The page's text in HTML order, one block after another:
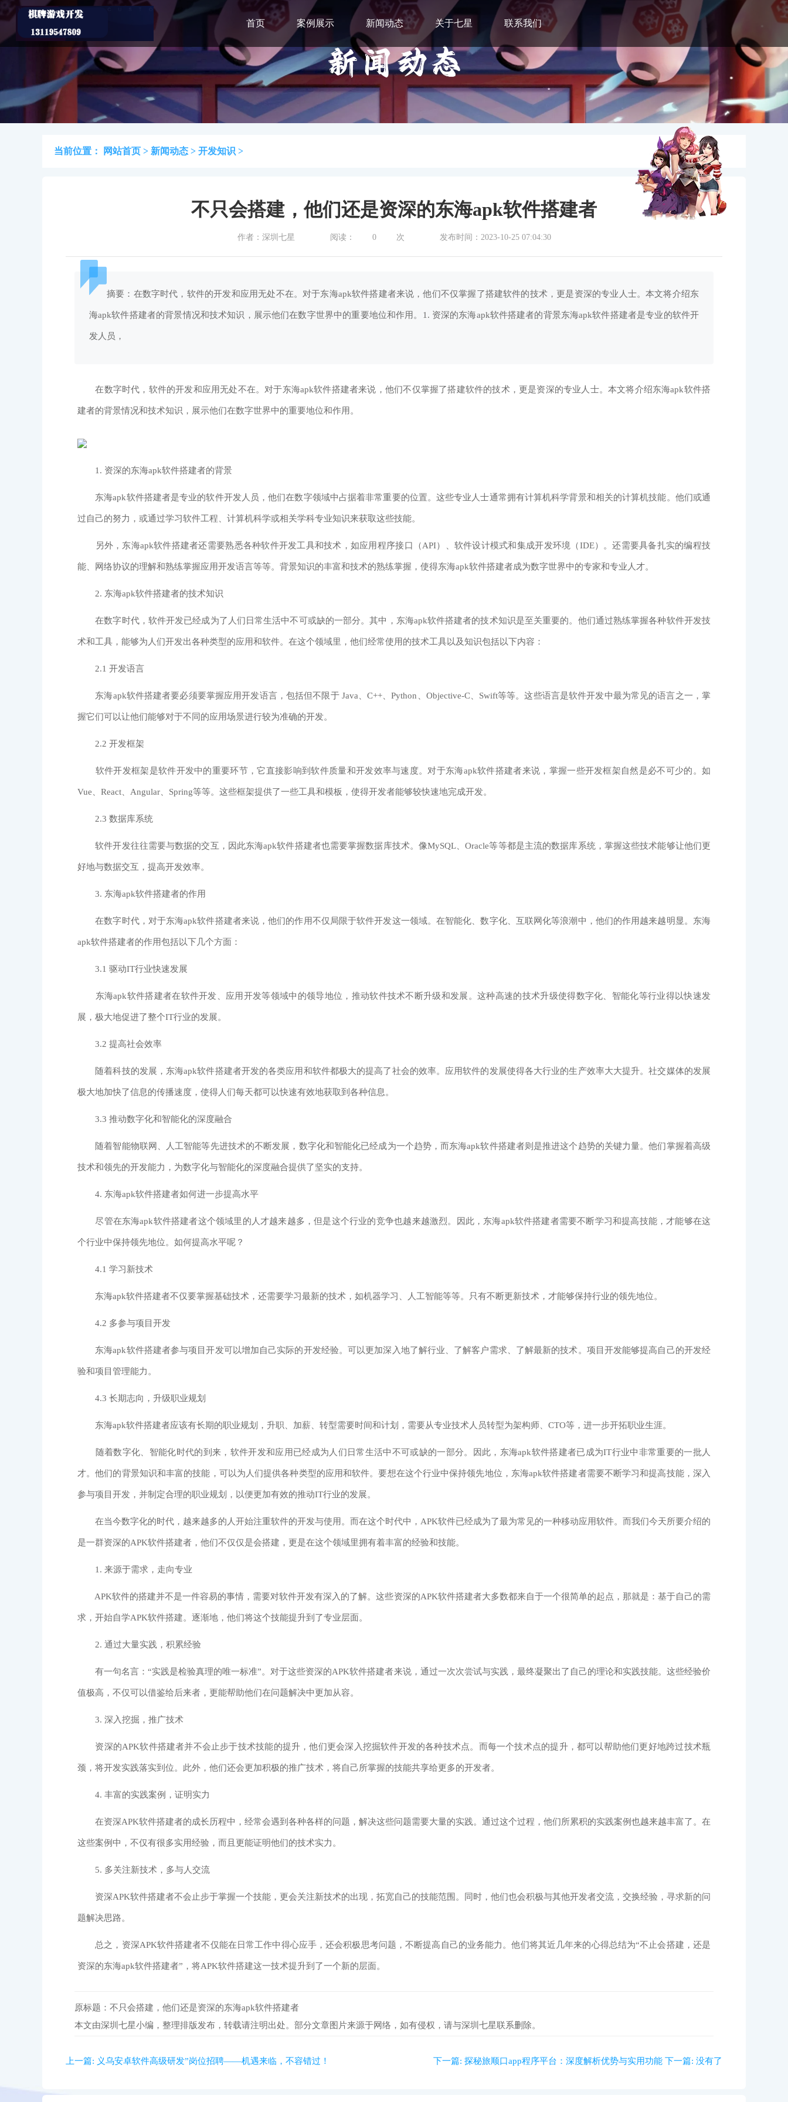
首页 案例展示 新闻动态 关于七星 联系我们
当前位置： 网站首页 > 新闻动态 > 开发知识 >
不只会搭建，他们还是资深的东海apk软件搭建者
作者： 深圳七星 阅读： 0 次 发布时间：2023-10-25 07:04:30
摘要：在数字时代，软件的开发和应用无处不在。对于东海apk软件搭建者来说，他们不仅掌握了搭建软件的技术，更是资深的专业人士。本文将介绍东
海apk软件搭建者的背景情况和技术知识，展示他们在数字世界中的重要地位和作用。1. 资深的东海apk软件搭建者的背景东海apk软件搭建者是专业的软件开
发人员，
在数字时代，软件的开发和应用无处不在。对于东海apk软件搭建者来说，他们不仅掌握了搭建软件的技术，更是资深的专业人士。本文将介绍东海apk软件搭
建者的背景情况和技术知识，展示他们在数字世界中的重要地位和作用。
1. 资深的东海apk软件搭建者的背景
东海apk软件搭建者是专业的软件开发人员，他们在数字领域中占据着非常重要的位置。这些专业人士通常拥有计算机科学背景和相关的计算机技能。他们或通
过自己的努力，或通过学习软件工程、计算机科学或相关学科专业知识来获取这些技能。
另外，东海apk软件搭建者还需要熟悉各种软件开发工具和技术，如应用程序接口（API）、软件设计模式和集成开发环境（IDE）。还需要具备扎实的编程技
能、网络协议的理解和熟练掌握应用开发语言等等。背景知识的丰富和技术的熟练掌握，使得东海apk软件搭建者成为数字世界中的专家和专业人才。
2. 东海apk软件搭建者的技术知识
在数字时代，软件开发已经成为了人们日常生活中不可或缺的一部分。其中，东海apk软件搭建者的技术知识是至关重要的。他们通过熟练掌握各种软件开发技
术和工具，能够为人们开发出各种类型的应用和软件。在这个领域里，他们经常使用的技术工具以及知识包括以下内容：
2.1 开发语言
东海apk软件搭建者要必须要掌握应用开发语言，包括但不限于 Java、C++、Python、Objective-C、Swift等等。这些语言是软件开发中最为常见的语言之一，掌
握它们可以让他们能够对于不同的应用场景进行较为准确的开发。
2.2 开发框架
软件开发框架是软件开发中的重要环节，它直接影响到软件质量和开发效率与速度。对于东海apk软件搭建者来说，掌握一些开发框架自然是必不可少的。如
Vue、React、Angular、Spring等等。这些框架提供了一些工具和模板，使得开发者能够较快速地完成开发。
2.3 数据库系统
软件开发往往需要与数据的交互，因此东海apk软件搭建者也需要掌握数据库技术。像MySQL、Oracle等等都是主流的数据库系统，掌握这些技术能够让他们更
好地与数据交互，提高开发效率。
3. 东海apk软件搭建者的作用
在数字时代，对于东海apk软件搭建者来说，他们的作用不仅局限于软件开发这一领域。在智能化、数字化、互联网化等浪潮中，他们的作用越来越明显。东海
apk软件搭建者的作用包括以下几个方面：
3.1 驱动IT行业快速发展
东海apk软件搭建者在软件开发、应用开发等领域中的领导地位，推动软件技术不断升级和发展。这种高速的技术升级使得数字化、智能化等行业得以快速发
展，极大地促进了整个IT行业的发展。
3.2 提高社会效率
随着科技的发展，东海apk软件搭建者开发的各类应用和软件都极大的提高了社会的效率。应用软件的发展使得各大行业的生产效率大大提升。社交媒体的发展
极大地加快了信息的传播速度，使得人们每天都可以快速有效地获取到各种信息。
3.3 推动数字化和智能化的深度融合
随着智能物联网、人工智能等先进技术的不断发展，数字化和智能化已经成为一个趋势，而东海apk软件搭建者则是推进这个趋势的关键力量。他们掌握着高级
技术和领先的开发能力，为数字化与智能化的深度融合提供了坚实的支持。
4. 东海apk软件搭建者如何进一步提高水平
尽管在东海apk软件搭建者这个领域里的人才越来越多，但是这个行业的竞争也越来越激烈。因此，东海apk软件搭建者需要不断学习和提高技能，才能够在这
个行业中保持领先地位。如何提高水平呢？
4.1 学习新技术
东海apk软件搭建者不仅要掌握基础技术，还需要学习最新的技术，如机器学习、人工智能等等。只有不断更新技术，才能够保持行业的领先地位。
4.2 多参与项目开发
东海apk软件搭建者参与项目开发可以增加自己实际的开发经验。可以更加深入地了解行业、了解客户需求、了解最新的技术。项目开发能够提高自己的开发经
验和项目管理能力。
4.3 长期志向，升级职业规划
东海apk软件搭建者应该有长期的职业规划，升职、加薪、转型需要时间和计划，需要从专业技术人员转型为架构师、CTO等，进一步开拓职业生涯。
随着数字化、智能化时代的到来，软件开发和应用已经成为人们日常生活中不可或缺的一部分。因此，东海apk软件搭建者已成为IT行业中非常重要的一批人
才。他们的背景知识和丰富的技能，可以为人们提供各种类型的应用和软件。要想在这个行业中保持领先地位，东海apk软件搭建者需要不断学习和提高技能，深入
参与项目开发，并制定合理的职业规划，以便更加有效的推动IT行业的发展。
在当今数字化的时代，越来越多的人开始注重软件的开发与使用。而在这个时代中，APK软件已经成为了最为常见的一种移动应用软件。而我们今天所要介绍的
是一群资深的APK软件搭建者，他们不仅仅是会搭建，更是在这个领域里拥有着丰富的经验和技能。
1. 来源于需求，走向专业
APK软件的搭建并不是一件容易的事情，需要对软件开发有深入的了解。这些资深的APK软件搭建者大多数都来自于一个很简单的起点，那就是：基于自己的需
求，开始自学APK软件搭建。逐渐地，他们将这个技能提升到了专业层面。
2. 通过大量实践，积累经验
有一句名言：“实践是检验真理的唯一标准”。对于这些资深的APK软件搭建者来说，通过一次次尝试与实践，最终凝聚出了自己的理论和实践技能。这些经验价
值极高，不仅可以借鉴给后来者，更能帮助他们在问题解决中更加从容。
3. 深入挖掘，推广技术
资深的APK软件搭建者并不会止步于技术技能的提升，他们更会深入挖掘软件开发的各种技术点。而每一个技术点的提升，都可以帮助他们更好地跨过技术瓶
颈，将开发实践落实到位。此外，他们还会更加积极的推广技术，将自己所掌握的技能共享给更多的开发者。
4. 丰富的实践案例，证明实力
在资深APK软件搭建者的成长历程中，经常会遇到各种各样的问题，解决这些问题需要大量的实践。通过这个过程，他们所累积的实践案例也越来越丰富了。在
这些案例中，不仅有很多实用经验，而且更能证明他们的技术实力。
5. 多关注新技术，多与人交流
资深APK软件搭建者不会止步于掌握一个技能，更会关注新技术的出现，拓宽自己的技能范围。同时，他们也会积极与其他开发者交流，交换经验，寻求新的问
题解决思路。
总之，资深APK软件搭建者不仅能在日常工作中得心应手，还会积极思考问题，不断提高自己的业务能力。他们将其近几年来的心得总结为“不止会搭建，还是
资深的东海apk软件搭建者”，将APK软件搭建这一技术提升到了一个新的层面。
原标题：不只会搭建，他们还是资深的东海apk软件搭建者
本文由深圳七星小编，整理排版发布，转载请注明出处。部分文章图片来源于网络，如有侵权，请与深圳七星联系删除。
上一篇: 义乌安卓软件高级研发”岗位招聘——机遇来临，不容错过！ 下一篇: 探秘旅顺口app程序平台：深度解析优势与实用功能 下一篇: 没有了